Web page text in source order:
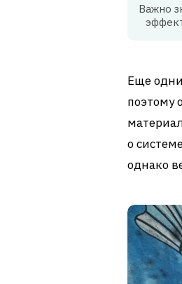
Важно
Еще
поэтому
о
однако